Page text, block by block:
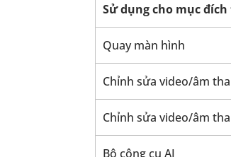
Sử dụng cho mục
Quay màn hình
Chỉnh sửa video/âm
Chỉnh sửa video/âm
Bộ công cụ AI